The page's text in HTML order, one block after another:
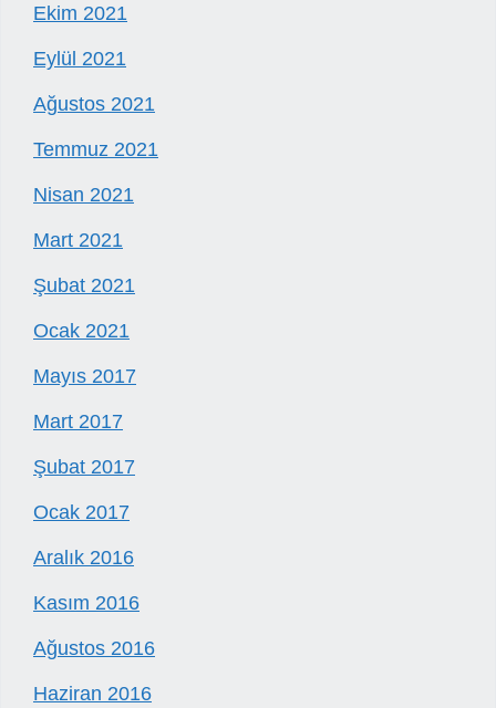
Ekim 2021
Eylül 2021
Ağustos 2021
Temmuz 2021
Nisan 2021
Mart 2021
Şubat 2021
Ocak 2021
Mayıs 2017
Mart 2017
Şubat 2017
Ocak 2017
Aralık 2016
Kasım 2016
Ağustos 2016
Haziran 2016